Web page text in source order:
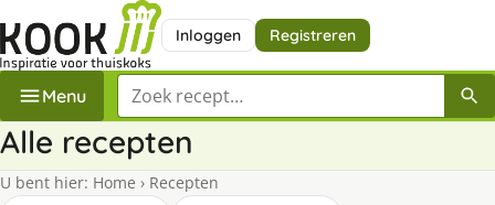
Inloggen Registreren
Menu Zoek een recept
Alle recepten
U bent hier: Home › Recepten